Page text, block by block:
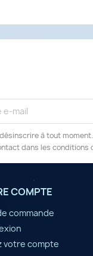
à tout
dans les conditions
COMPTE
commande
votre compte